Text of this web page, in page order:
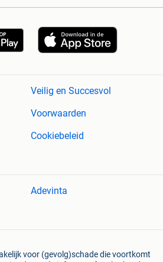
Veilig en Succesvol
Voorwaarden
Cookiebeleid
Adevinta
voor (gevolg)schade die voortkomt